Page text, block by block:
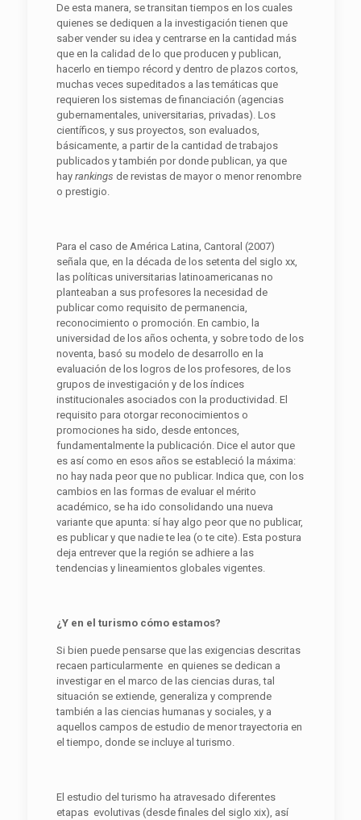
De esta manera, se transitan tiempos en los cuales
quienes se dediquen a la investigación tienen que
saber vender su idea y centrarse en la cantidad más
que en la calidad de lo que producen y publican,
hacerlo en tiempo récord y dentro de plazos cortos,
muchas veces supeditados a las temáticas que
requieren los sistemas de financiación (agencias
gubernamentales, universitarias, privadas). Los
científicos, y sus proyectos, son evaluados,
básicamente, a partir de la cantidad de trabajos
publicados y también por donde publican, ya que
hay rankings de revistas de mayor o menor renombre
o prestigio.
Para el caso de América Latina, Cantoral (2007)
señala que, en la década de los setenta del siglo xx,
las políticas universitarias latinoamericanas no
planteaban a sus profesores la necesidad de
publicar como requisito de permanencia,
reconocimiento o promoción. En cambio, la
universidad de los años ochenta, y sobre todo de los
noventa, basó su modelo de desarrollo en la
evaluación de los logros de los profesores, de los
grupos de investigación y de los índices
institucionales asociados con la productividad. El
requisito para otorgar reconocimientos o
promociones ha sido, desde entonces,
fundamentalmente la publicación. Dice el autor que
es así como en esos años se estableció la máxima:
no hay nada peor que no publicar. Indica que, con los
cambios en las formas de evaluar el mérito
académico, se ha ido consolidando una nueva
variante que apunta: sí hay algo peor que no publicar,
es publicar y que nadie te lea (o te cite). Esta postura
deja entrever que la región se adhiere a las
tendencias y lineamientos globales vigentes.
¿Y en el turismo cómo estamos?
Si bien puede pensarse que las exigencias descritas
recaen particularmente en quienes se dedican a
investigar en el marco de las ciencias duras, tal
situación se extiende, generaliza y comprende
también a las ciencias humanas y sociales, y a
aquellos campos de estudio de menor trayectoria en
el tiempo, donde se incluye al turismo.
El estudio del turismo ha atravesado diferentes
etapas evolutivas (desde finales del siglo xix), así